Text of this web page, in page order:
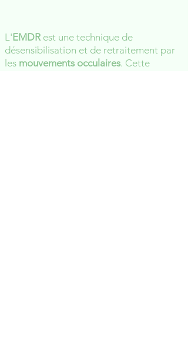
L'EMDR est une technique de
désensibilisation et de retraitement par
les mouvements occulaires. Cette